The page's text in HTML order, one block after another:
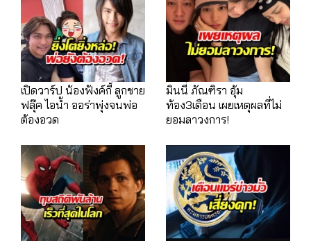
เปิดวาร์ป น้องฟังค์กี้ ลูกชาย
ฟลุ๊ค ไอน้ำ ออร่าพุ่งจนพ่อ
ต้องอวด
มินนี่ ภัณฑิรา อุ้ม
ท้อง3เดือน เผยเหตุผลที่ไม่
ยอมลาวงการ!